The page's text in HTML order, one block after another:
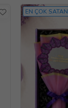
EN ÇOK SATAN